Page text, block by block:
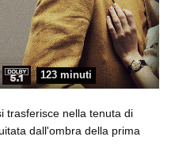
123 minuti
trasferisce nella tenuta di
dall'ombra della prima